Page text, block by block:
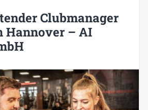
Clubmanager
Hannover – AI